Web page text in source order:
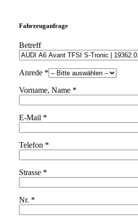
Fahrzeuganfrage
Betreff
Anrede *
Vorname, Name *
E-Mail *
Telefon *
Strasse *
Nr. *